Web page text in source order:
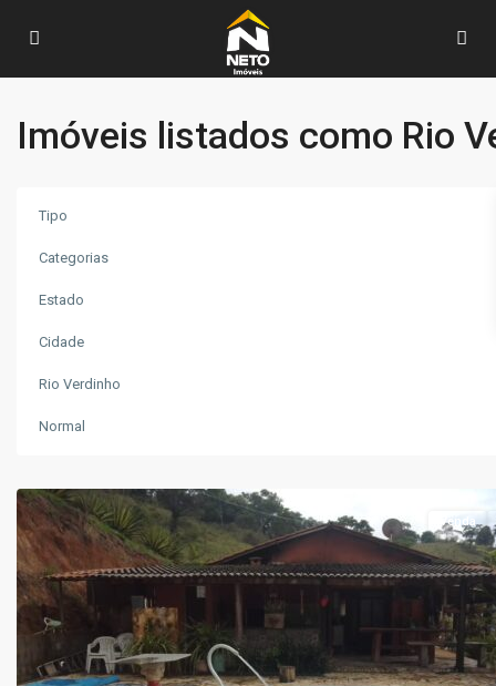
Imóveis listados como Rio
Tipo
Categorias
Estado
Cidade
Rio Verdinho
Normal
Rio
Santa
Venda